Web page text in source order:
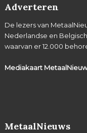
Adverteren
De lezers van
Nederlandse en
waarvan er 12.000
Mediakaart
MetaalNieuws